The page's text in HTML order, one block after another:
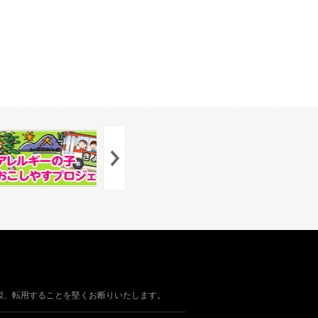
転用することを堅くお断りいたします。